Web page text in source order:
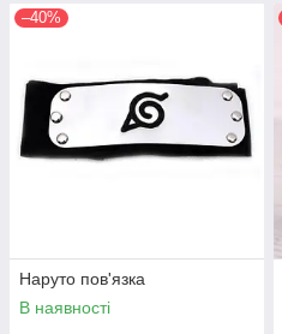
–40%
Наруто пов'язка
В наявності